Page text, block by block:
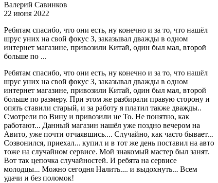
Валерий Савинков
22 июня 2022
Ребятам спасибо, что они есть, ну конечно и за то, что нашёл
шрус уних на свой фокус 3, заказывал дважды в одном
интернет магазине, привозили Китай, один был мал, второй
больше по ...
Ребятам спасибо, что они есть, ну конечно и за то, что нашёл
шрус уних на свой фокус 3, заказывал дважды в одном
интернет магазине, привозили Китай, один был мал, второй
больше по размеру. При этом же разбирали правую сторону и
опять ставили старый, и за работу я платил также дважды..
Смотрели по Вину и привозили не То. Не понятно, как
работают... Данный магазин нашёл уже поздно вечером на
Авито, уже почти отчаявшись.... Случайно, как часто бывает...
Созвонился, приехал... купил и в тот же день поставил на авто
тоже на случайном сервисе. Мой знакомый мастер был занят.
Вот так цепочка случайностей. И ребята на сервисе
молодцы... Можно сегодня Налить.... и выдохнуть... Всем
удачи и без поломок!